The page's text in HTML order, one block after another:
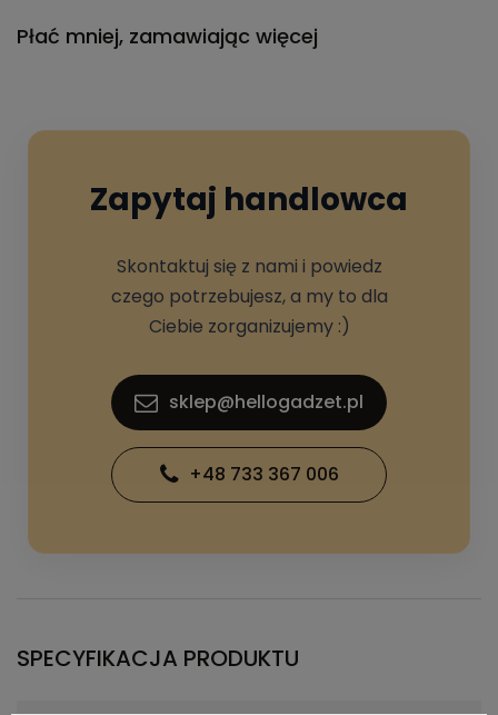
Płać mniej, zamawiając więcej
Zapytaj handlowca
Skontaktuj się z nami i powiedz
czego potrzebujesz, a my to dla
Ciebie zorganizujemy :)
sklep@hellogadzet.pl
+48 733 367 006
SPECYFIKACJA PRODUKTU